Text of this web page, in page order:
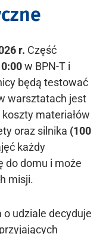
r. Część
w BPN-T i
będą testować
warsztatach jest
materiałów
oraz silnika (100
każdy
do domu i może
misji.
udziale decyduje